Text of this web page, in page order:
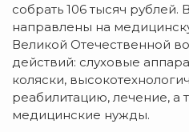
собрать 106 тысяч рублей.
направлены на
Великой Отечественной
действий: слуховые
коляски,
реабилитацию, лечение, а
медицинские нужды.